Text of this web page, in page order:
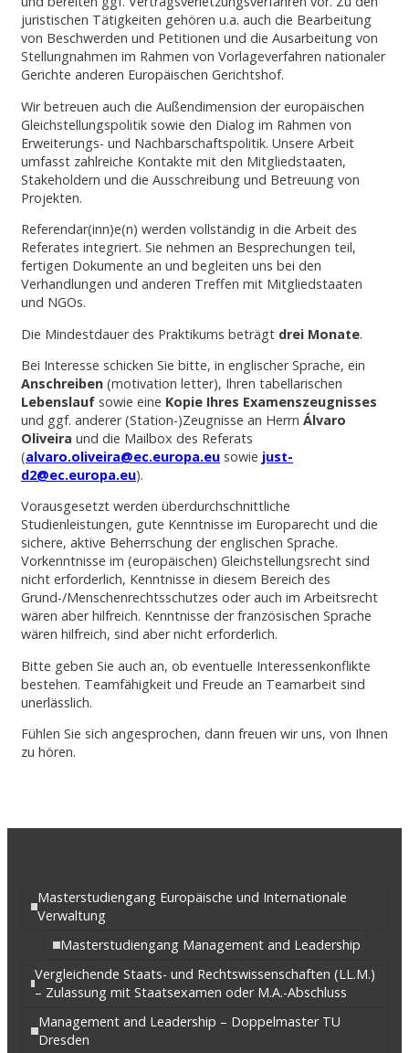
juristischen Tätigkeiten gehören u.a. auch die Bearbeitung
von Beschwerden und Petitionen und die Ausarbeitung von
Stellungnahmen im Rahmen von Vorlageverfahren nationaler
Gerichte anderen Europäischen Gerichtshof.
Wir betreuen auch die Außendimension der europäischen
Gleichstellungspolitik sowie den Dialog im Rahmen von
Erweiterungs- und Nachbarschaftspolitik. Unsere Arbeit
umfasst zahlreiche Kontakte mit den Mitgliedstaaten,
Stakeholdern und die Ausschreibung und Betreuung von
Projekten.
Referendar(inn)e(n) werden vollständig in die Arbeit des
Referates integriert. Sie nehmen an Besprechungen teil,
fertigen Dokumente an und begleiten uns bei den
Verhandlungen und anderen Treffen mit Mitgliedstaaten
und NGOs.
Die Mindestdauer des Praktikums beträgt drei Monate.
Bei Interesse schicken Sie bitte, in englischer Sprache, ein
Anschreiben (motivation letter), Ihren tabellarischen
Lebenslauf sowie eine Kopie Ihres Examenszeugnisses
und ggf. anderer (Station-)Zeugnisse an Herrn Álvaro
Oliveira und die Mailbox des Referats
(alvaro.oliveira@ec.europa.eu sowie just-
d2@ec.europa.eu).
Vorausgesetzt werden überdurchschnittliche
Studienleistungen, gute Kenntnisse im Europarecht und die
sichere, aktive Beherrschung der englischen Sprache.
Vorkenntnisse im (europäischen) Gleichstellungsrecht sind
nicht erforderlich, Kenntnisse in diesem Bereich des
Grund-/Menschenrechtsschutzes oder auch im Arbeitsrecht
wären aber hilfreich. Kenntnisse der französischen Sprache
wären hilfreich, sind aber nicht erforderlich.
Bitte geben Sie auch an, ob eventuelle Interessenkonflikte
bestehen. Teamfähigkeit und Freude an Teamarbeit sind
unerlässlich.
Fühlen Sie sich angesprochen, dann freuen wir uns, von Ihnen
zu hören.
Masterstudiengang Europäische und Internationale
Verwaltung
Masterstudiengang Management and Leadership
Vergleichende Staats- und Rechtswissenschaften (LL.M.)
– Zulassung mit Staatsexamen oder M.A.-Abschluss
Management and Leadership – Doppelmaster TU
Dresden